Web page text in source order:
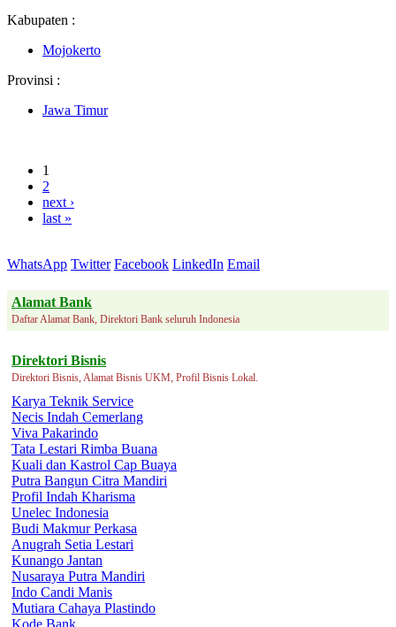
Kabupaten :
Mojokerto
Provinsi :
Jawa Timur
1
2
next ›
last »
WhatsApp Twitter Facebook LinkedIn Email
Alamat Bank
Daftar Alamat Bank, Direktori Bank seluruh Indonesia
Direktori Bisnis
Direktori Bisnis, Alamat Bisnis UKM, Profil Bisnis Lokal.
Karya Teknik Service
Necis Indah Cemerlang
Viva Pakarindo
Tata Lestari Rimba Buana
Kuali dan Kastrol Cap Buaya
Putra Bangun Citra Mandiri
Profil Indah Kharisma
Unelec Indonesia
Budi Makmur Perkasa
Anugrah Setia Lestari
Kunango Jantan
Nusaraya Putra Mandiri
Indo Candi Manis
Mutiara Cahaya Plastindo
Kode Bank